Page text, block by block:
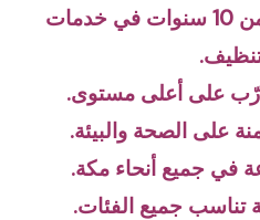
خبرة تمتد لأكثر من 10 سنوات في خدمات
على أعلى مستوى.
على الصحة والبيئة.
تناسب جميع الفئات.